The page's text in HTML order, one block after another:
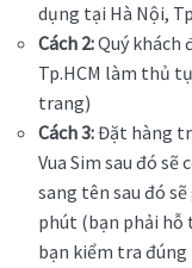
dụng tại Hà Nội,
Cách 2:Quý khách
Tp.HCM làm thủ
trang)
Cách 3:Đặt hàng
Vua Sim sau đó
sang tên sau đó
phút (bạn phải hỗ
bạn kiểm tra